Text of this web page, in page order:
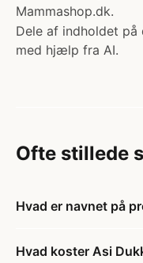
Mammashop.dk.
Dele af indholdet
med hjælp fra AI.
Ofte stillede
Hvad er navnet på
Hvad koster Asi